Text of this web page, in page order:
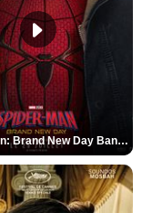
Spider-Man: Brand New Day Bande-annonce VO STFR